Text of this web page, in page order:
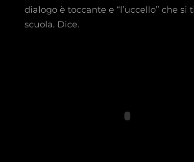
dialogo è toccante e “l’uccello” che
scuola. Dice.